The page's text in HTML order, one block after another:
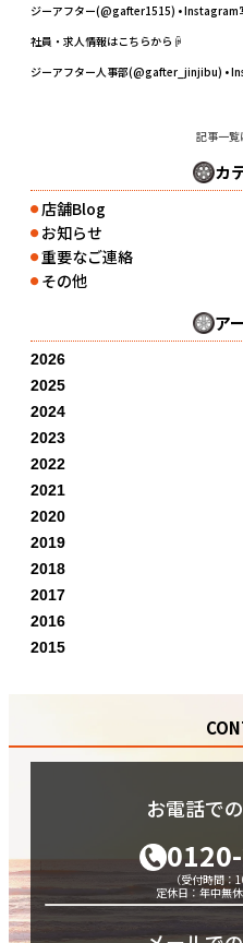
カ
●店舗Blog
● お知らせ
●重要なご連絡
● その他
ア
2026
●3月
●4月
●5月
●7月
●8月
2025
●1月
●2月
●3月
●4月
●5月
6月
7月
8月
2024
●1月
●2月
●3月
●4月
●5月
6月
7月
8月
10月
12月
2023
●1月
●2月
●3月
●4月
●5月
6月
7月
9月
11月
2022
●1月
●2月
●3月
●4月
●5月
6月
7月
●10月
2021
●7月
●8月
●9月
●10月
●11月
12月
2020
●5月
●12月
2019
●10月
●11月
●12月
2018
●1月
●2月
●3月
●9月
2017
●1月
●2月
●10月
2016
●5月
10月
12月
2015
11月
ジーアフター(@gafter1515) • Instagram
社員・求人情報はこちらから☟
ジーアフター人事部(@gafter_jinjibu) •
記事一覧
お電話で
（受付時間：
定休日：年中無